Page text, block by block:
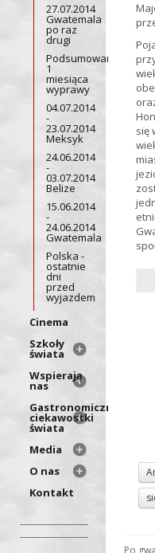
27.07.2014
Gwatemala
po raz
drugi
Podsumowanie
1
miesiąca
wyprawy
04.07.2014
-
23.07.2014
Meksyk
24.06.2014
-
03.07.2014
Belize
15.06.2014
-
24.06.2014
Gwatemala
Polska -
ostatnie
dni
przed
wyjazdem
Cinema
Szkoły
świata
Wspierają
nas
Gastronomiczne
ciekawostki
świata
Media
O nas
Kontakt
się
Po